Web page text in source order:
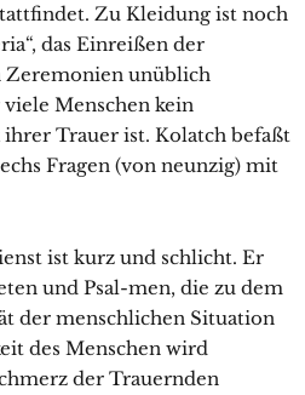
Zu Kleidung ist noch
das Einreißen der
Zeremonien unüblich
Menschen kein
ihrer Trauer ist. Kolatch befaßt
Fragen (von neunzig) mit
ist kurz und schlicht. Er
und Psal-men, die zu dem
der menschlichen Situation
des Menschen wird
der Trauernden